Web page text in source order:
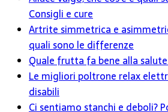
Consigli e cure
Artrite simmetrica e
quali sono le differenze
Quale frutta fa bene alla
Le migliori poltrone relax
disabili
Ci sentiamo stanchi e deboli?